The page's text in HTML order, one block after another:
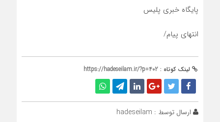
پایگاه خبری پلیس
انتهای پیام/
لینک کوتاه : https://hadeseilam.ir/?p=402
ارسال توسط : hadeseilam